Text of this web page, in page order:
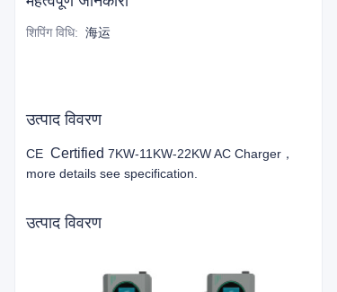
शिपिंग विधि: 海运
उत्पाद विवरण
CE Certified 7KW-11KW-22KW AC Charger，
more details see specification.
उत्पाद विवरण